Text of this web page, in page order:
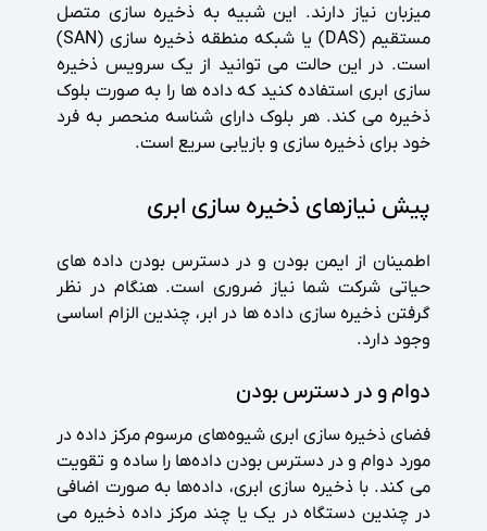
میزبان نیاز دارند. این شبیه به ذخیره سازی متصل
مستقیم (DAS) یا شبکه منطقه ذخیره سازی (SAN)
است. در این حالت می توانید از یک سرویس ذخیره
سازی ابری استفاده کنید که داده ها را به صورت بلوک
ذخیره می کند. هر بلوک دارای شناسه منحصر به فرد
خود برای ذخیره سازی و بازیابی سریع است.
پیش نیازهای ذخیره سازی ابری
اطمینان از ایمن بودن و در دسترس بودن داده های
حیاتی شرکت شما نیاز ضروری است. هنگام در نظر
گرفتن ذخیره سازی داده ها در ابر، چندین الزام اساسی
وجود دارد.
دوام و در دسترس بودن
فضای ذخیره سازی ابری شیوه‌های مرسوم مرکز داده در
مورد دوام و در دسترس بودن داده‌ها را ساده و تقویت
می کند. با ذخیره سازی ابری، داده‌ها به صورت اضافی
در چندین دستگاه در یک یا چند مرکز داده ذخیره می